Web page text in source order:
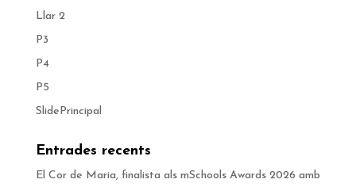
Llar 2
P3
P4
P5
SlidePrincipal
Entrades recents
El Cor de Maria, finalista als mSchools Awards 2026 amb